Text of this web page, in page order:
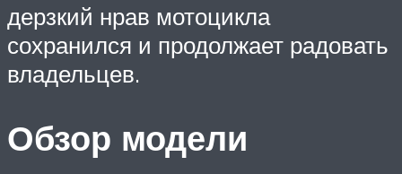
дерзкий нрав мотоцикла
сохранился и продолжает радовать
владельцев.
Обзор модели